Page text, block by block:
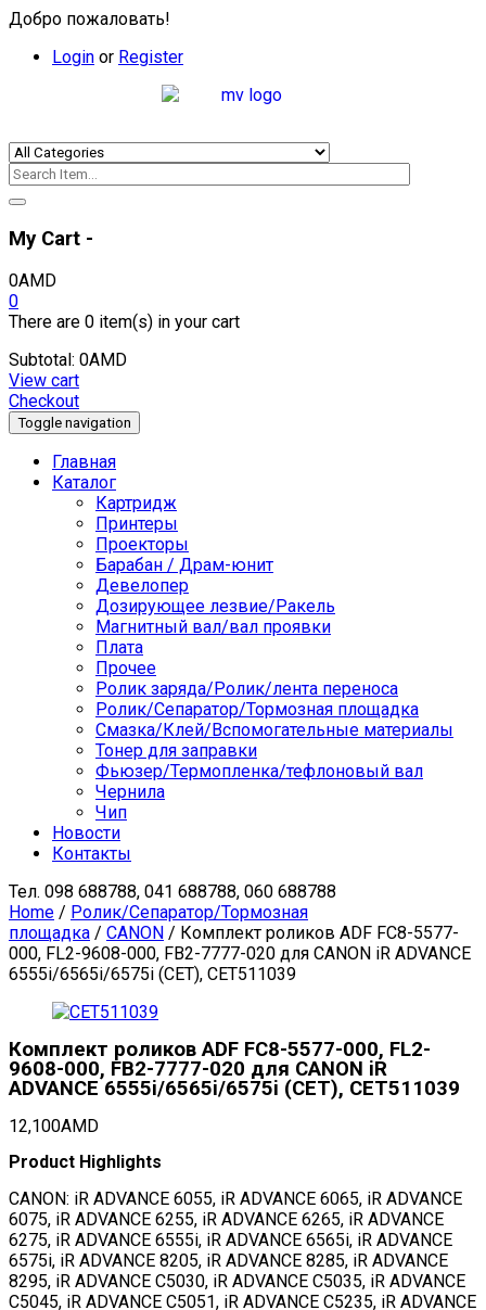
Добро пожаловать!
Login or Register
My Cart -
0AMD
0
There are 0 item(s) in your cart
Subtotal: 0AMD
View cart
Checkout
Toggle navigation
Главная
Каталог
Картридж
Принтеры
Проекторы
Барабан / Драм-юнит
Девелопер
Дозирующее лезвие/Ракель
Магнитный вал/вал проявки
Плата
Прочее
Ролик заряда/Ролик/лента переноса
Ролик/Сепаратор/Тормозная площадка
Смазка/Клей/Вспомогательные материалы
Тонер для заправки
Фьюзер/Термопленка/тефлоновый вал
Чернила
Чип
Новости
Контакты
Тел. 098 688788, 041 688788, 060 688788
Home / Ролик/Сепаратор/Тормозная
площадка / CANON / Комплект роликов ADF FC8-5577-
000, FL2-9608-000, FB2-7777-020 для CANON iR ADVANCE
6555i/6565i/6575i (CET), CET511039
Комплект роликов ADF FC8-5577-000, FL2-
9608-000, FB2-7777-020 для CANON iR
ADVANCE 6555i/6565i/6575i (CET), CET511039
12,100AMD
Product Highlights
CANON: iR ADVANCE 6055, iR ADVANCE 6065, iR ADVANCE
6075, iR ADVANCE 6255, iR ADVANCE 6265, iR ADVANCE
6275, iR ADVANCE 6555i, iR ADVANCE 6565i, iR ADVANCE
6575i, iR ADVANCE 8205, iR ADVANCE 8285, iR ADVANCE
8295, iR ADVANCE C5030, iR ADVANCE C5035, iR ADVANCE
C5045, iR ADVANCE C5051, iR ADVANCE C5235, iR ADVANCE